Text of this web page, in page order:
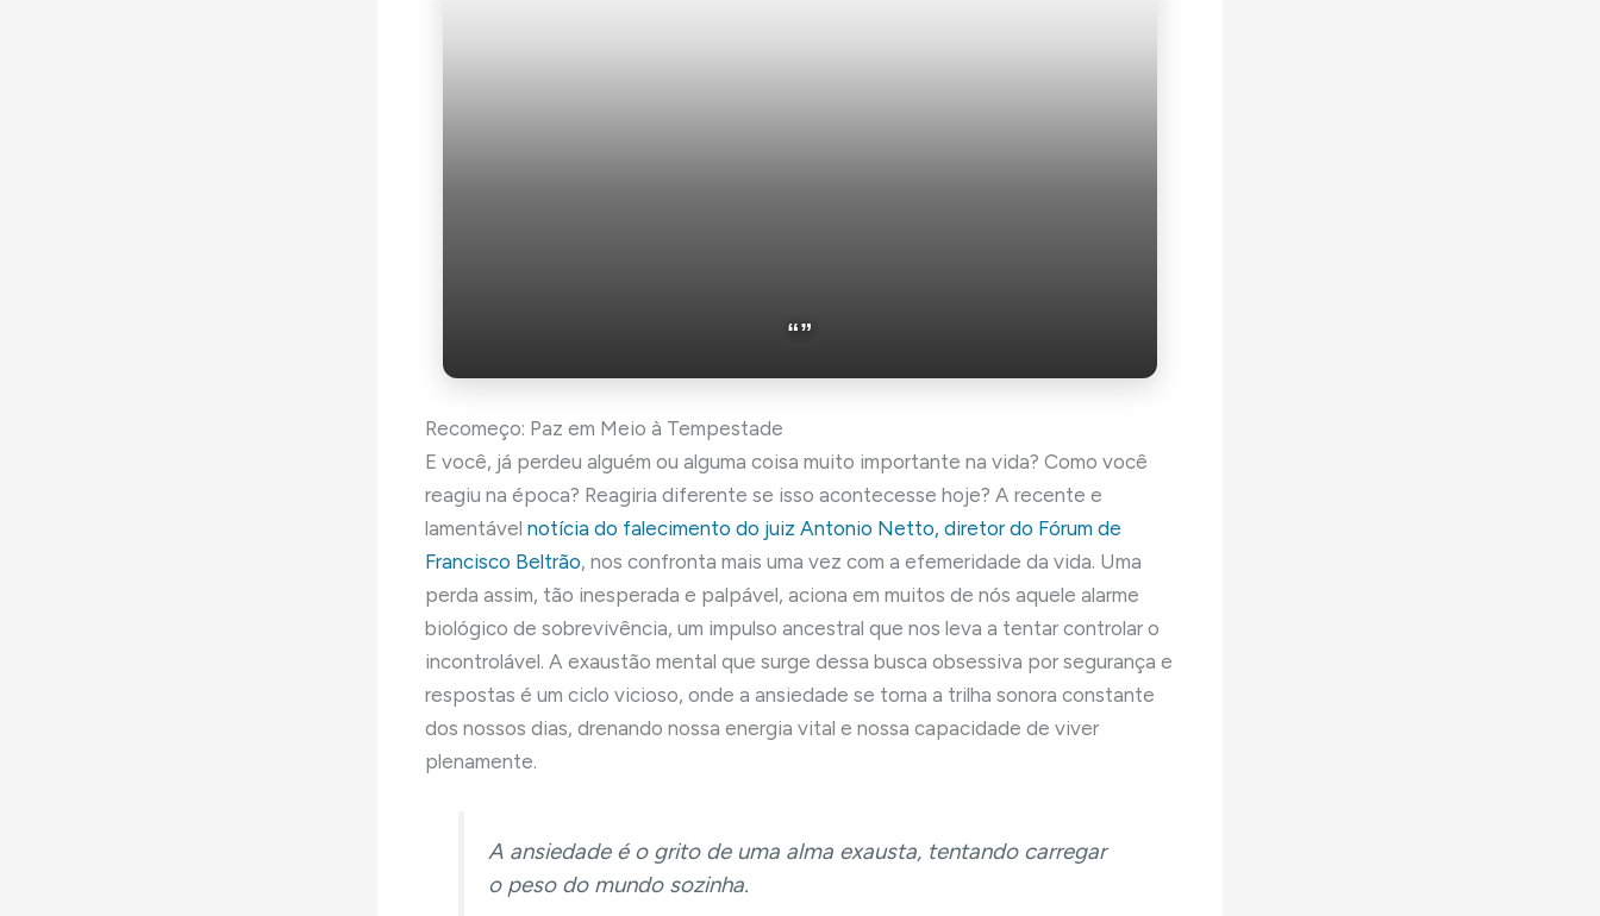
“”
Recomeço: Paz em Meio à Tempestade
E você, já perdeu alguém ou alguma coisa muito importante na vida? Como você
reagiu na época? Reagiria diferente se isso acontecesse hoje? A recente e
lamentável notícia do falecimento do juiz Antonio Netto, diretor do Fórum de
Francisco Beltrão, nos confronta mais uma vez com a efemeridade da vida. Uma
perda assim, tão inesperada e palpável, aciona em muitos de nós aquele alarme
biológico de sobrevivência, um impulso ancestral que nos leva a tentar controlar o
incontrolável. A exaustão mental que surge dessa busca obsessiva por segurança e
respostas é um ciclo vicioso, onde a ansiedade se torna a trilha sonora constante
dos nossos dias, drenando nossa energia vital e nossa capacidade de viver
plenamente.
A ansiedade é o grito de uma alma exausta, tentando carregar
o peso do mundo sozinha.